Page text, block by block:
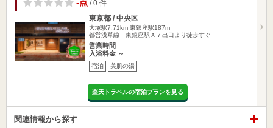
-点/ 0 件
東京都 / 中央区
大塚駅7.71km 東銀座駅187m
都営浅草線 東銀座駅Ａ７出口より徒歩すぐ
営業時間
入浴料金 ～
宿泊 美肌の湯
楽天トラベルの宿泊プランを見る
関連情報から探す